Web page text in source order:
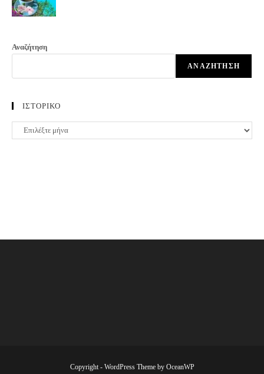
Αναζήτηση
ΑΝΑΖΉΤΗΣΗ
ΙΣΤΟΡΙΚΟ
ΙΣΤΟΡΙΚΟ
Copyright - WordPress Theme by OceanWP